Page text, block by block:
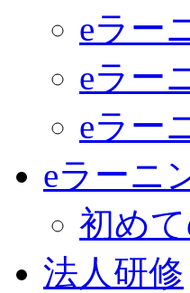
eラー
eラー
eラー
eラーニ
初めて
法人研修